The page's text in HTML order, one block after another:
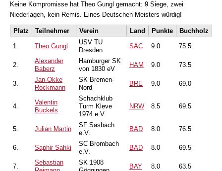
Keine Kompromisse hat Theo Gungl gemacht: 9 Siege, zwei
Niederlagen, kein Remis. Eines Deutschen Meisters würdig!
Platz Teilnehmer Verein Land Punkte Buchholz
1. Theo Gungl
USV TU
Dresden
SAC 9.0 75.5
2.
Alexander
Baberz
Hamburger SK
von 1830 eV
HAM 9.0 73.5
3.
Jan-Okke
Rockmann
SK Bremen-
Nord
BRE 9.0 69.0
4.
Valentin
Buckels
Schachklub
Turm Kleve
1974 e.V.
NRW 8.5 69.5
5. Julian Martin
SF Sasbach
e.V.
BAD 8.0 76.5
6. Saphir Sahki
SC Brombach
e.V.
BAD 8.0 69.5
7.
Sebastian
SK 1908
BAY 8.0 63.5